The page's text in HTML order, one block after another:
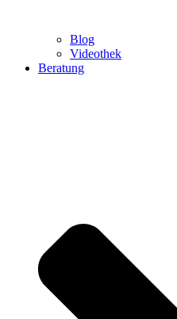
Blog
Videothek
Beratung